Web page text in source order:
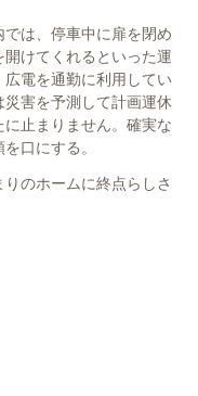
は、停車中に扉を閉め
けてくれるといった運
電を通勤に利用してい
害を予測して計画運休
止まりません。確実な
口にする。
のホームに終点らしさ